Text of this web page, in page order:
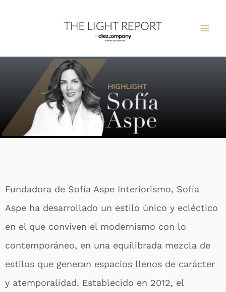
Fundadora de Sofía Aspe Interiorismo, Sofía
Aspe ha desarrollado un estilo único y ecléctico
en el que conviven el modernismo con lo
contemporáneo, en una equilibrada mezcla de
estilos que generan espacios llenos de carácter
y atemporalidad. Establecido en 2012, el